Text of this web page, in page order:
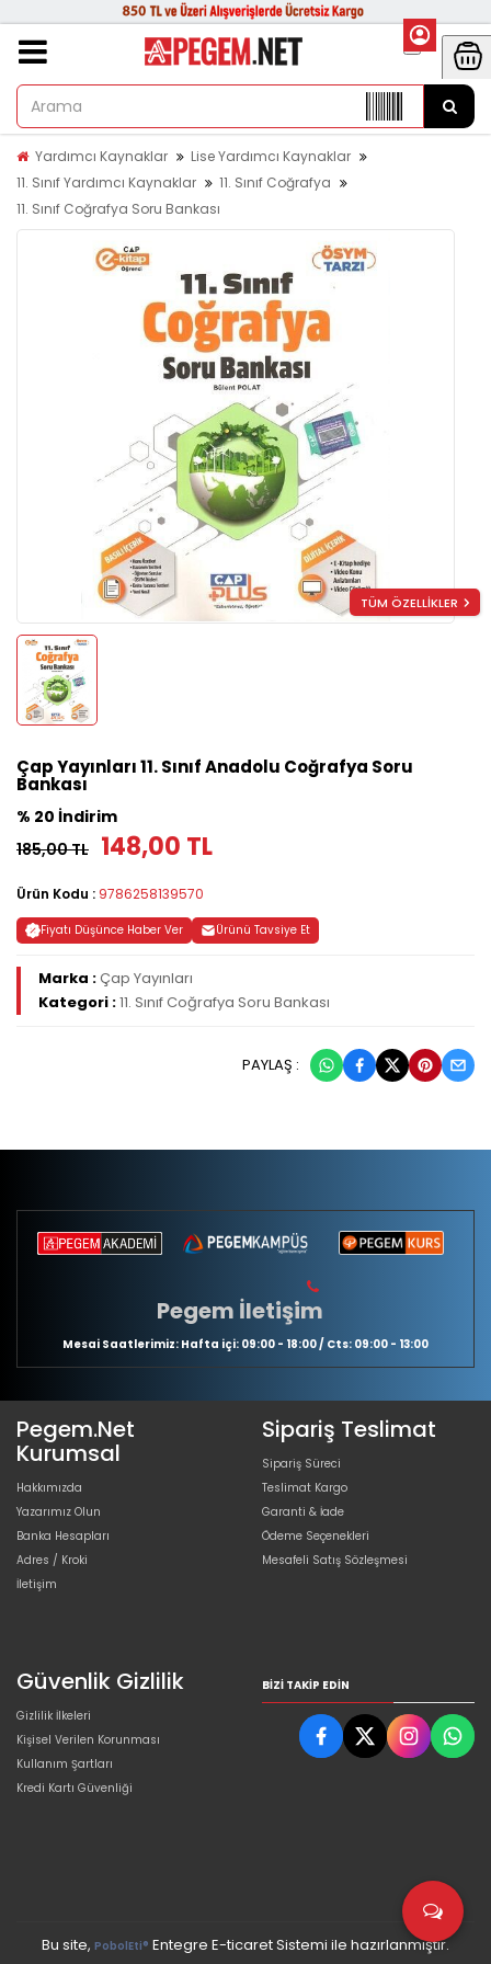
Yardımcı Kaynaklar
Lise Yardımcı Kaynaklar
11. Sınıf Yardımcı Kaynaklar
11. Sınıf Coğrafya
11. Sınıf Coğrafya Soru Bankası
TÜM ÖZELLİKLER
Çap Yayınları 11. Sınıf Anadolu Coğrafya Soru
Bankası
% 20 İndirim
185,00 TL 148,00 TL
Ürün Kodu : 9786258139570
Fiyatı Düşünce Haber Ver Ürünü Tavsiye Et
Marka :Çap Yayınları
Kategori :11. Sınıf Coğrafya Soru Bankası
PAYLAŞ :
Pegem İletişim
Mesai Saatlerimiz: Hafta içi: 09:00 - 18:00 / Cts: 09:00 - 13:00
Pegem.Net
Kurumsal
Hakkımızda
Yazarımız Olun
Banka Hesapları
Adres / Kroki
İletişim
Sipariş Teslimat
Sipariş Süreci
Teslimat Kargo
Garanti & İade
Ödeme Seçenekleri
Mesafeli Satış Sözleşmesi
Güvenlik Gizlilik
Gizlilik İlkeleri
Kişisel Verilen Korunması
Kullanım Şartları
Kredi Kartı Güvenliği
BIZI TAKIP EDIN
Bu site, PobolEti® Entegre E-ticaret Sistemi ile hazırlanmıştır.